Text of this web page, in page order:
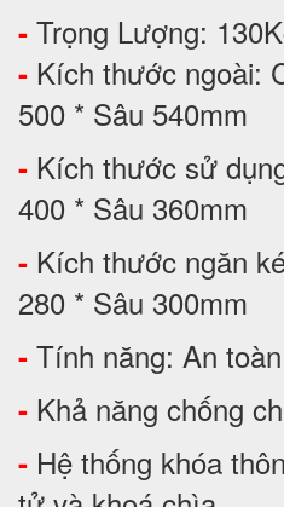
- Trọng Lượng:
- Kích thước ngoài:
500 * Sâu 540mm
- Kích thước sử
400 * Sâu 360mm
- Kích thước ngăn
280 * Sâu 300mm
- Tính năng: An
- Khả năng chống
- Hệ thống khóa